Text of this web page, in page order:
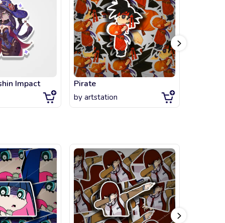
Impact Pirate
by artstation